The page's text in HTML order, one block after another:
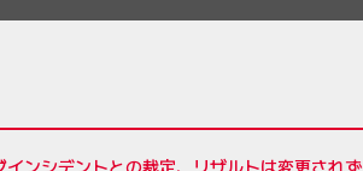
ンシデントとの裁定、リザルトは変更されず